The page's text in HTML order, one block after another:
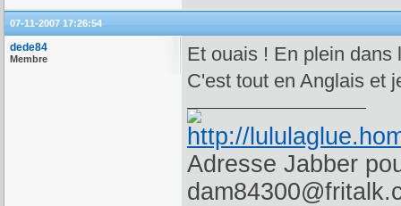
07-11-2007 17:26:54
dede84
Membre
Et ouais ! En plein dans
C'est tout en Anglais et
Adresse Jabber